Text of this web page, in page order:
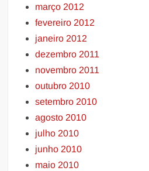
março 2012
fevereiro 2012
janeiro 2012
dezembro 2011
novembro 2011
outubro 2010
setembro 2010
agosto 2010
julho 2010
junho 2010
maio 2010